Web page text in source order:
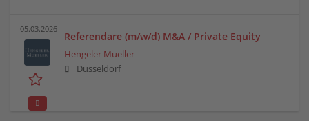
05.03.2026
Referendare (m/w/d) M&A / Private Equity
Hengeler Mueller
Düsseldorf